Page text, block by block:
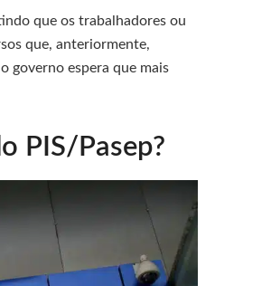
que os trabalhadores ou
que, anteriormente,
governo espera que mais
PIS/Pasep?